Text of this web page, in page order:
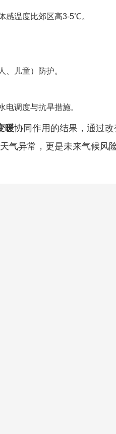
感温度比郊区高3-5℃。
儿童）防护。
调度与抗旱措施。
暖协同作用的结果，通过
气异常，更是未来气候风